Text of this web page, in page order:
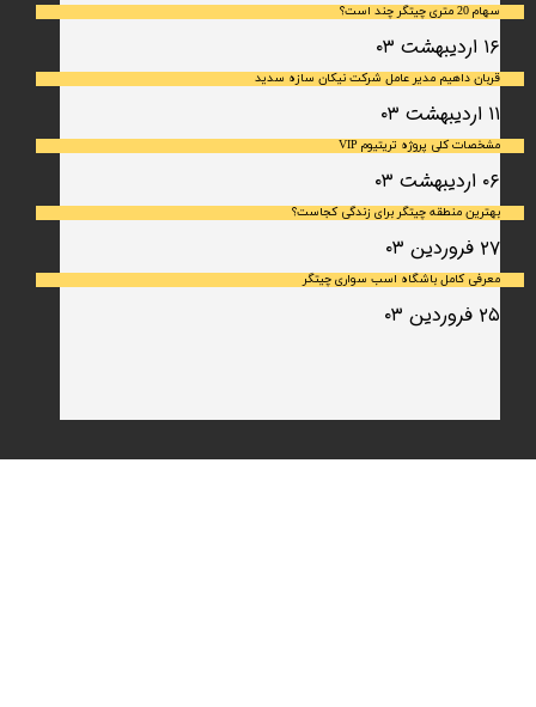
سهام 20 متری چیتگر چند است؟
۱۶ اردیبهشت ۰۳
قربان داهیم مدیر عامل شرکت نیکان سازه سدید
۱۱ اردیبهشت ۰۳
مشخصات کلی پروژه تریتیوم VIP
۰۶ اردیبهشت ۰۳
بهترین منطقه چیتگر برای زندگی کجاست؟
۲۷ فروردین ۰۳
معرفی کامل باشگاه اسب سواری چیتگر
۲۵ فروردین ۰۳